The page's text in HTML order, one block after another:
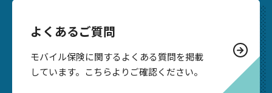
よくあるご質問
モバイル保険に関するよくある質問を掲載
しています。こちらよりご確認ください。